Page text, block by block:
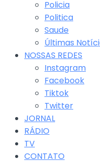
Policia
Politica
Saude
Últimas
NOSSAS REDES
Instagram
Facebook
Tiktok
Twitter
JORNAL
RÁDIO
TV
CONTATO